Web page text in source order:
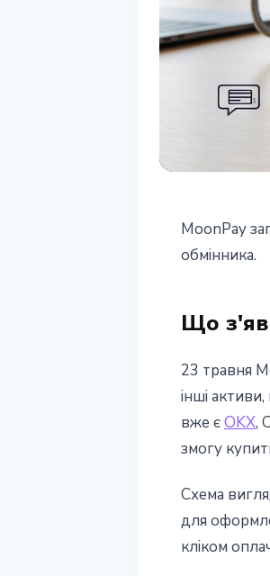
25 травня
Наталія
MoonPay
обмінника.
Що
23 травня
інші
вже єOKX,
змогу
Схема
для
кліком